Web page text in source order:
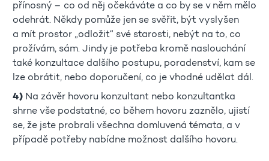
přínosný – co od něj očekáváte a co by se v něm mělo
odehrát. Někdy pomůže jen se svěřit, být vyslyšen
a mít prostor „odložit“ své starosti, nebýt na to, co
prožívám, sám. Jindy je potřeba kromě naslouchání
také konzultace dalšího postupu, poradenství, kam se
lze obrátit, nebo doporučení, co je vhodné udělat dál.
4) Na závěr hovoru konzultant nebo konzultantka
shrne vše podstatné, co během hovoru zaznělo, ujistí
se, že jste probrali všechna domluvená témata, a v
případě potřeby nabídne možnost dalšího hovoru.